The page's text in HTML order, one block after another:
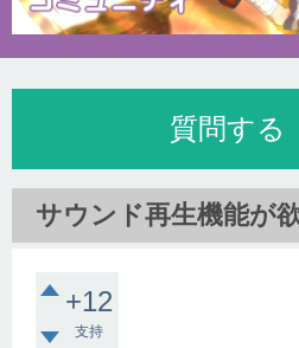
質問する
サウンド再生機能が
+12
支持